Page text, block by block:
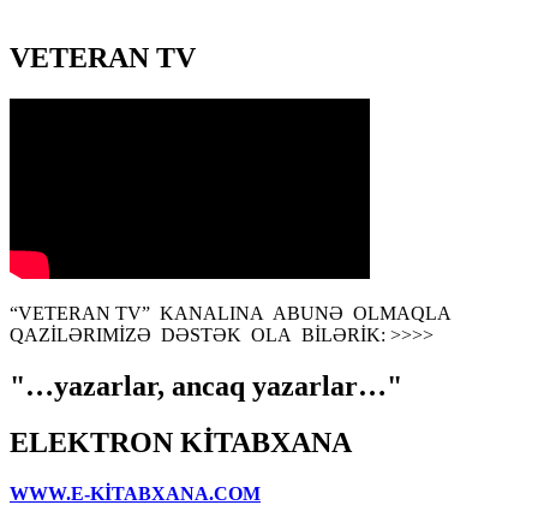
VETERAN TV
“VETERAN TV” KANALINA ABUNƏ OLMAQLA
QAZİLƏRIMİZƏ DƏSTƏK OLA BİLƏRİK: >>>>
"…yazarlar, ancaq yazarlar…"
ELEKTRON KİTABXANA
WWW.E-KİTABXANA.COM